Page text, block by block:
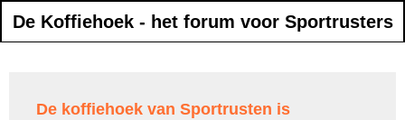
De Koffiehoek - het forum voor Sportrusters
De koffiehoek van Sportrusten is